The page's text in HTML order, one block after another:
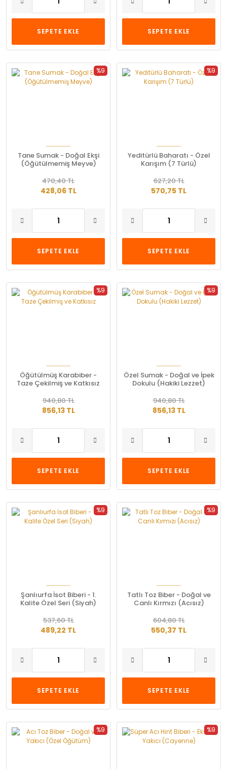
SEPETE EKLE SEPETE EKLE
%9
Tane Sumak - Doğal Ekşi
(Öğütülmemiş Meyve)
428,06 TL
470,40 TL
SEPETE EKLE
%9
Yeditürlü Baharatı - Özel
Karışım (7 Türlü)
570,75 TL
627,20 TL
SEPETE EKLE
%9
Öğütülmüş Karabiber -
Taze Çekilmiş ve Katkısız
856,13 TL
940,80 TL
SEPETE EKLE
%9
Özel Sumak - Doğal ve İpek
Dokulu (Hakiki Lezzet)
856,13 TL
940,80 TL
SEPETE EKLE
%9
Şanlıurfa İsot Biberi - 1.
Kalite Özel Seri (Siyah)
489,22 TL
537,60 TL
SEPETE EKLE
%9
Tatlı Toz Biber - Doğal ve
Canlı Kırmızı (Acısız)
550,37 TL
604,80 TL
SEPETE EKLE
%9 %9